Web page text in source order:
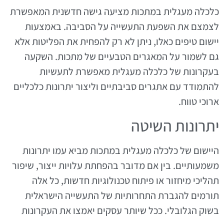
כלכלה מעגלית במתכות מציעה גישה חדשנית המאפשרת
לצמצם את השפעת התעשייה על הסביבה. באמצעות
יישום טיפים כאלו, ניתן לא רק להפחית את הפליטות אלא
גם לשמור על המאגרים הטבעיים של מתכות. השקעה
בעקרונות של כלכלה מעגלית מאפשרת לתעשיות
להתמודד עם אתגרים סביבתיים וליצור יתרונות כלכליים
ארוכי טווח.
יתרונות השיטה
היישום של כלכלה מעגלית במתכות מביא עמו יתרונות
משמעותיים. בין אם מדובר בהפחתת עלויות ייצור, שיפור
תהליכי מיחזור או פיתוח טכנולוגיות חדשות, כל אלה
תורמים להגברת התחרותיות של התעשייה הישראלית
בשוק הגלובלי. ככל שיותר עסקים יאמצו את העקרונות